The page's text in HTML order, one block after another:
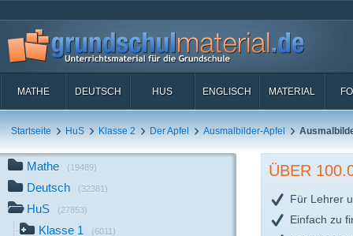
MATHE DEUTSCH HUS ENGLISCH MATERIAL
Startseite HuS Klasse 2 Der Apfel Ausmalbilder-Apfel
Mathe (19489)
Deutsch (32381)
HuS (27853)
Klasse 1 (6011)
ÜBER
Für Lehrer
Einfach zu